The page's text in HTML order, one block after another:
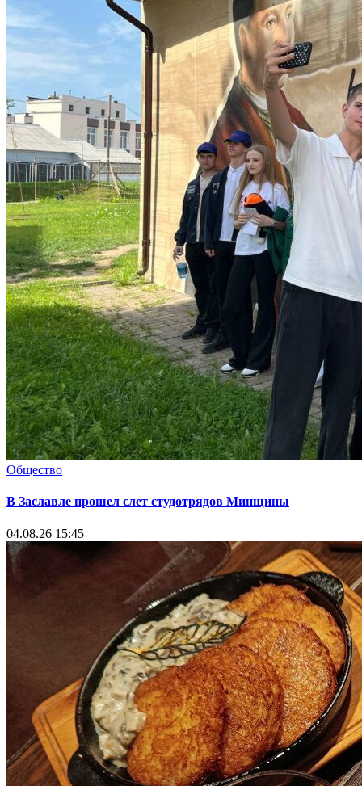
Общество
В Заславле прошел слет студотрядов Минщины
04.08.26 15:45